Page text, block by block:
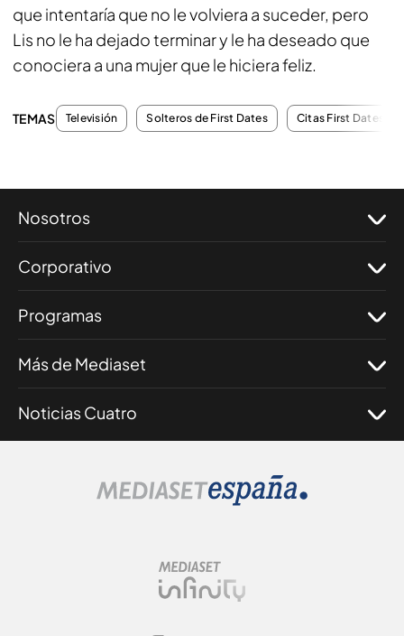
que intentaría que no le volviera a suceder, pero
Lis no le ha dejado terminar y le ha deseado que
conociera a una mujer que le hiciera feliz.
TEMAS Televisión Solteros de First Dates Citas First Dates
Nosotros
Corporativo
Programas
Más de Mediaset
Noticias Cuatro